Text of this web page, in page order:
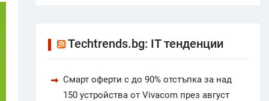
Techtrends.bg: IT тенденции
Смарт оферти с до 90% отстъпка за над
150 устройства от Vivacom през август